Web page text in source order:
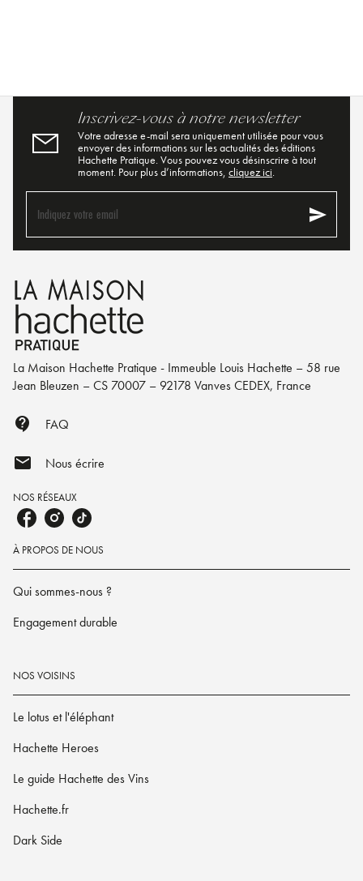
Inscrivez-vous à notre newsletter
Votre adresse e-mail sera uniquement utilisée pour vous
envoyer des informations sur les actualités des éditions
Hachette Pratique. Vous pouvez vous désinscrire à tout
moment. Pour plus d’informations, cliquez ici.
Indiquez votre email send
La Maison Hachette Pratique - Immeuble Louis Hachette – 58 rue
Jean Bleuzen – CS 70007 – 92178 Vanves CEDEX, France
contact_support FAQ
mail Nous écrire
NOS RÉSEAUX
À PROPOS DE NOUS
Qui sommes-nous ?
Engagement durable
NOS VOISINS
Le lotus et l'éléphant
Hachette Heroes
Le guide Hachette des Vins
Hachette.fr
Dark Side